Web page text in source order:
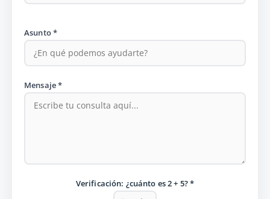
Asunto *
Mensaje *
Verificación: ¿cuánto es 2 + 5? *